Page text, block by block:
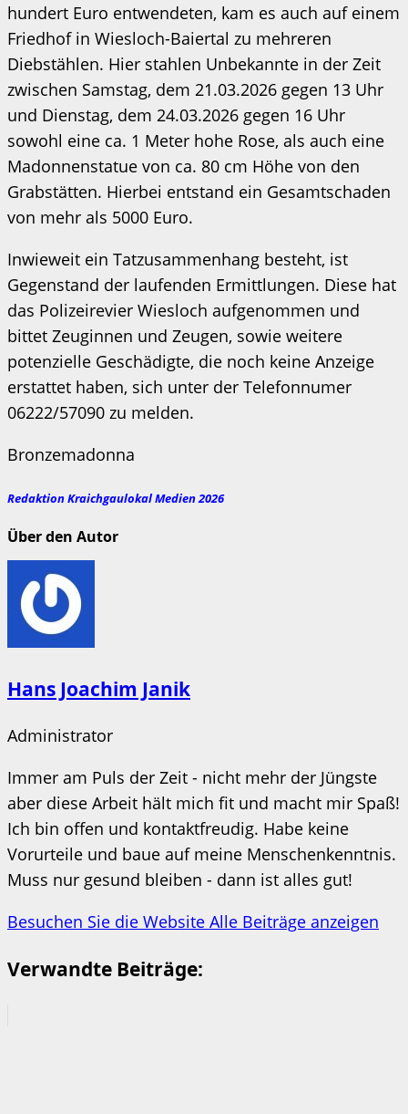
hundert Euro entwendeten, kam es auch auf einem
Friedhof in Wiesloch-Baiertal zu mehreren
Diebstählen. Hier stahlen Unbekannte in der Zeit
zwischen Samstag, dem 21.03.2026 gegen 13 Uhr
und Dienstag, dem 24.03.2026 gegen 16 Uhr
sowohl eine ca. 1 Meter hohe Rose, als auch eine
Madonnenstatue von ca. 80 cm Höhe von den
Grabstätten. Hierbei entstand ein Gesamtschaden
von mehr als 5000 Euro.
Inwieweit ein Tatzusammenhang besteht, ist
Gegenstand der laufenden Ermittlungen. Diese hat
das Polizeirevier Wiesloch aufgenommen und
bittet Zeuginnen und Zeugen, sowie weitere
potenzielle Geschädigte, die noch keine Anzeige
erstattet haben, sich unter der Telefonnumer
06222/57090 zu melden.
Bronzemadonna
Redaktion Kraichgaulokal Medien 2026
Über den Autor
Hans Joachim Janik
Administrator
Immer am Puls der Zeit - nicht mehr der Jüngste
aber diese Arbeit hält mich fit und macht mir Spaß!
Ich bin offen und kontaktfreudig. Habe keine
Vorurteile und baue auf meine Menschenkenntnis.
Muss nur gesund bleiben - dann ist alles gut!
Besuchen Sie die Website Alle Beiträge anzeigen
Verwandte Beiträge: